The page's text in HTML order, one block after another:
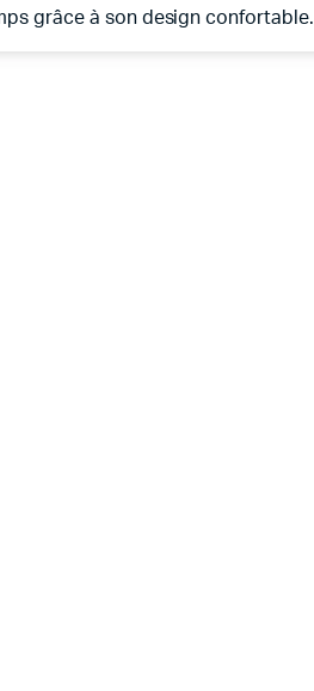
grâce à son design confortable.